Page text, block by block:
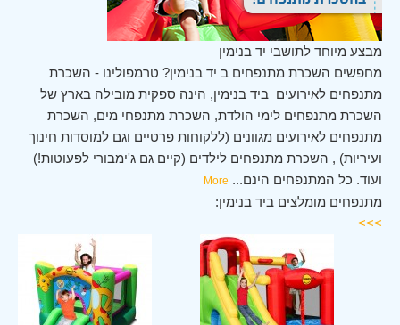
מבצע מיוחד לתושבי יד בנימין
מחפשים השכרת מתנפחים ב יד בנימין? טרמפולינו - השכרת
מתנפחים לאירועים ביד בנימין, הינה ספקית מובילה בארץ של
השכרת מתנפחים לימי הולדת, השכרת מתנפחי מים, השכרת
מתנפחים לאירועים מגוונים (ללקוחות פרטיים וגם למוסדות חינוך
ועיריות) , השכרת מתנפחים לילדים (קיים גם ג'ימבורי לפעוטות!)
ועוד. כל המתנפחים הינם...
More
מתנפחים מומלצים ביד בנימין:
>>>